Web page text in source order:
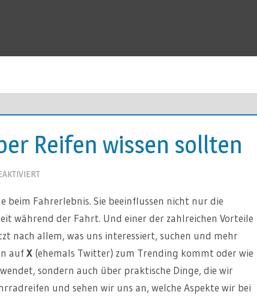
Reifen wissen sollten
FÜR
SIE
ALS
RADFAHRER
ÜBER
REIFEN
WISSEN
beim Fahrerlebnis. Sie beeinflussen nicht nur die
während der Fahrt. Und einer der zahlreichen Vorteile
nach allem, was uns interessiert, suchen und mehr
aufX(ehemals Twitter) zum Trending kommt oder wie
sondern auch über praktische Dinge, die wir
und sehen wir uns an, welche Aspekte wir bei